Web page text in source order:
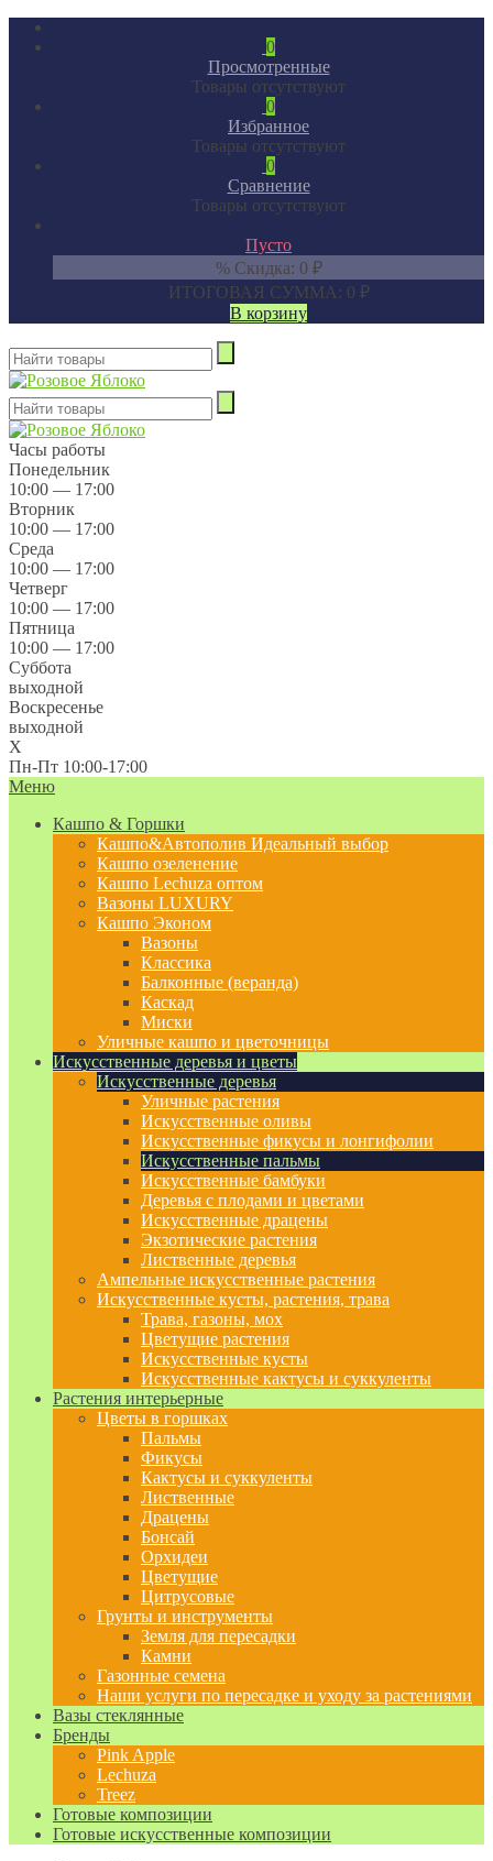
0
Просмотренные
Товары отсутствуют
0
Избранное
Товары отсутствуют
0
Сравнение
Товары отсутствуют
Пусто
% Скидка: 0 ₽
ИТОГОВАЯ СУММА: 0 ₽
В корзину
Часы работы
Понедельник
10:00 — 17:00
Вторник
10:00 — 17:00
Среда
10:00 — 17:00
Четверг
10:00 — 17:00
Пятница
10:00 — 17:00
Суббота
выходной
Воскресенье
выходной
X
Пн-Пт 10:00-17:00
Меню
Кашпо & Горшки
Кашпо&Автополив Идеальный выбор
Кашпо озеленение
Кашпо Lechuza оптом
Вазоны LUXURY
Кашпо Эконом
Вазоны
Классика
Балконные (веранда)
Каскад
Миски
Уличные кашпо и цветочницы
Искусственные деревья и цветы
Искусственные деревья
Уличные растения
Искусственные оливы
Искусственные фикусы и лонгифолии
Искусственные пальмы
Искусственные бамбуки
Деревья с плодами и цветами
Искусственные драцены
Экзотические растения
Лиственные деревья
Ампельные искусственные растения
Искусственные кусты, растения, трава
Трава, газоны, мох
Цветущие растения
Искусственные кусты
Искусственные кактусы и суккуленты
Растения интерьерные
Цветы в горшках
Пальмы
Фикусы
Кактусы и суккуленты
Лиственные
Драцены
Бонсай
Орхидеи
Цветущие
Цитрусовые
Грунты и инструменты
Земля для пересадки
Камни
Газонные семена
Наши услуги по пересадке и уходу за растениями
Вазы стеклянные
Бренды
Pink Apple
Lechuza
Treez
Готовые композиции
Готовые искусственные композиции